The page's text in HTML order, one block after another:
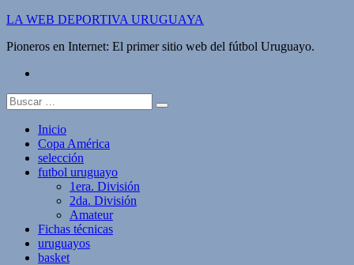
Saltar
contenido
LA WEB DEPORTIVA URUGUAYA
Pioneros en Internet: El primer sitio web del fútbol Uruguayo.
Buscar:
Inicio
Copa América
selección
futbol uruguayo
1era. División
2da. División
Amateur
Fichas técnicas
uruguayos
basket